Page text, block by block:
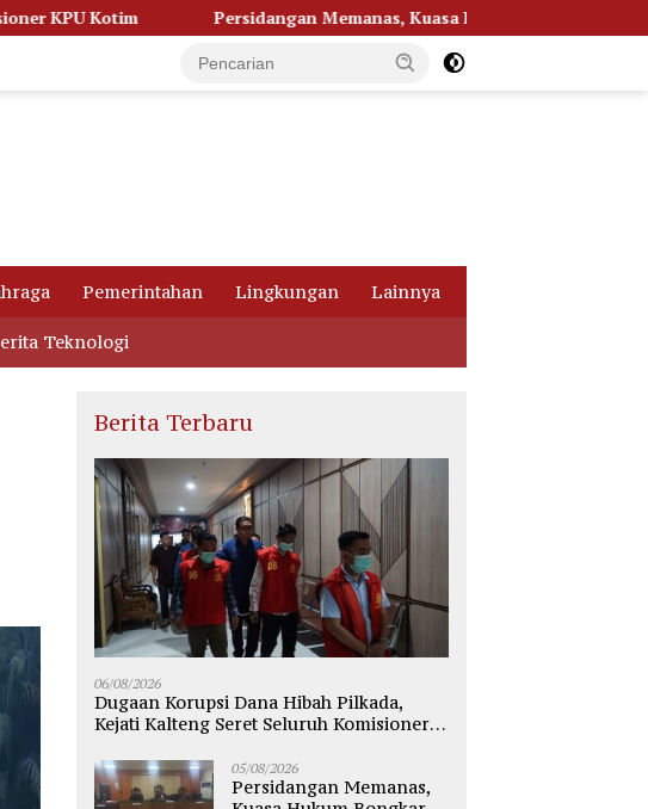
Memanas, Kuasa Hukum Bongkar Dugaan Ketidakjelasan Alur Fee
Pemerintahan Lingkungan Lainnya
Teknologi
Berita Terbaru
06/08/2026
Dugaan Korupsi Dana Hibah Pilkada,
Kejati Kalteng Seret Seluruh Komisioner
05/08/2026
Persidangan Memanas,